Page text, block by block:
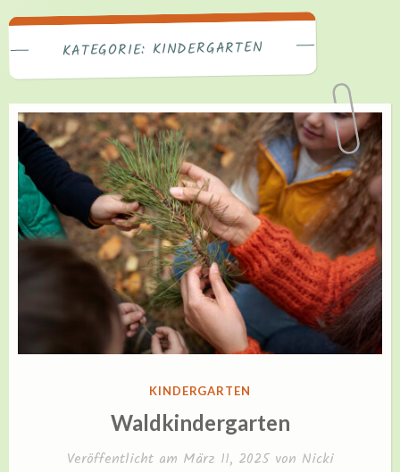
KATEGORIE: KINDERGARTEN
VERÖFFENTLICHT
IN
KINDERGARTEN
Waldkindergarten
Veröffentlicht am März 11, 2025von Nicki